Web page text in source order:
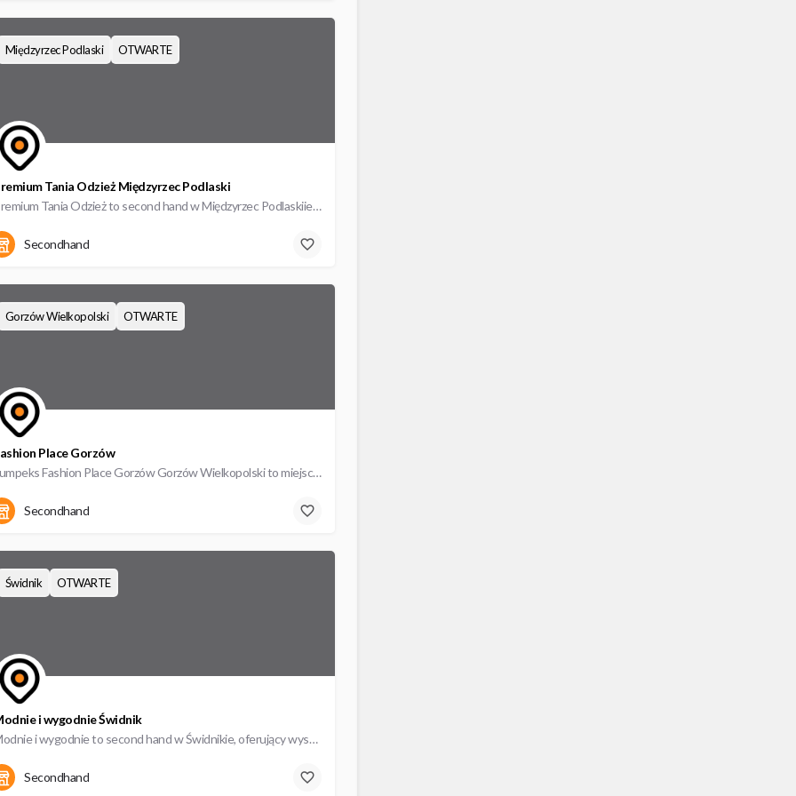
Tania Odzież Międzyrzec Podlaski
Premium Tania Odzież to second hand w Międzyrzec Podlaskiie, oferujący wysokiej jakości odzież używaną w…
Międzyrzec Podlaski OTWARTE
Secondhand
Place Gorzów
Lumpeks Fashion Place Gorzów Gorzów Wielkopolski to miejsce dla całej rodziny! Sklep zlokalizowany przy ulicy…
Gorzów Wielkopolski OTWARTE
Secondhand
i wygodnie Świdnik
Modnie i wygodnie to second hand w Świdnikie, oferujący wysokiej jakości odzież używaną w atrakcyjnych cenach.
Świdnik OTWARTE
Secondhand